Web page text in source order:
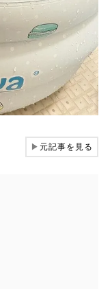
▶元記事を見る